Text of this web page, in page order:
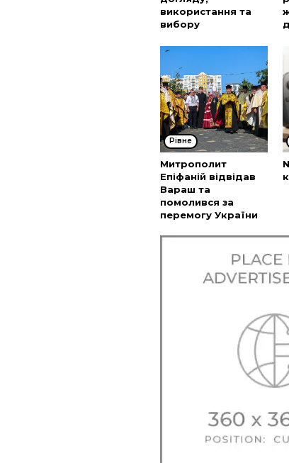
використання та
вибору
Рівне
Митрополит
Епіфаній відвідав
Вараш та
помолився за
перемогу України